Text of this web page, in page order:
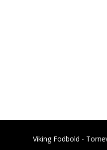
Viking Fodbold -